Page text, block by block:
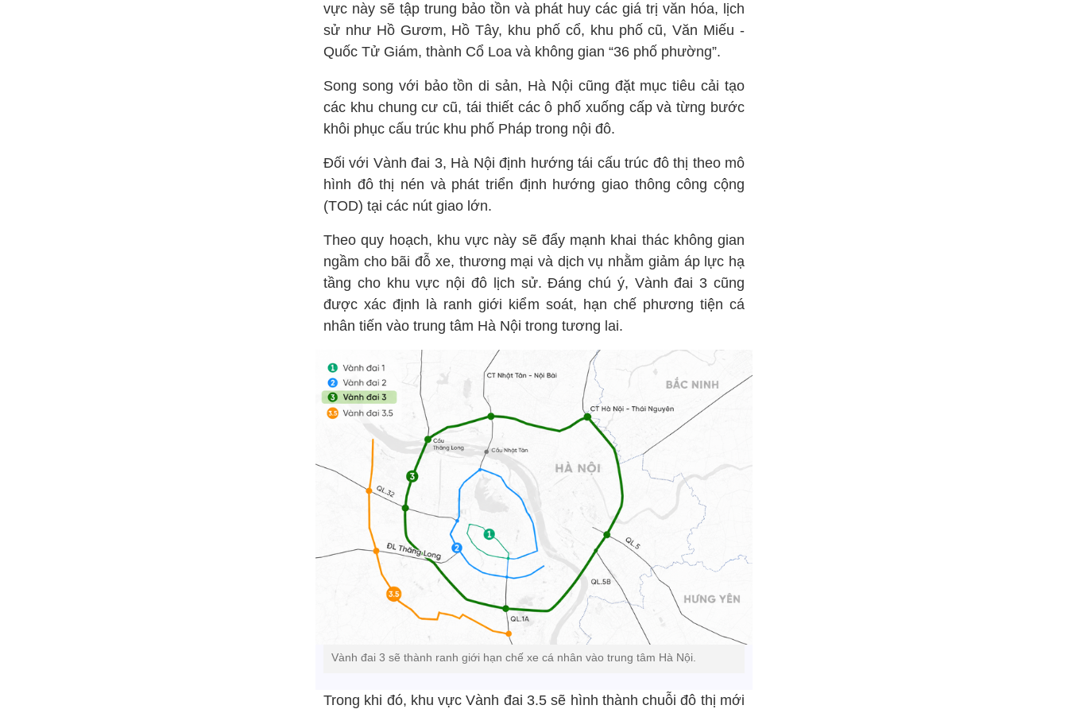
vực này sẽ tập trung bảo tồn và phát huy các giá trị văn hóa, lịch
sử như Hồ Gươm, Hồ Tây, khu phố cổ, khu phố cũ, Văn Miếu -
Quốc Tử Giám, thành Cổ Loa và không gian “36 phố phường”.
Song song với bảo tồn di sản, Hà Nội cũng đặt mục tiêu cải tạo
các khu chung cư cũ, tái thiết các ô phố xuống cấp và từng bước
khôi phục cấu trúc khu phố Pháp trong nội đô.
Đối với Vành đai 3, Hà Nội định hướng tái cấu trúc đô thị theo mô
hình đô thị nén và phát triển định hướng giao thông công cộng
(TOD) tại các nút giao lớn.
Theo quy hoạch, khu vực này sẽ đẩy mạnh khai thác không gian
ngầm cho bãi đỗ xe, thương mại và dịch vụ nhằm giảm áp lực hạ
tầng cho khu vực nội đô lịch sử. Đáng chú ý, Vành đai 3 cũng
được xác định là ranh giới kiểm soát, hạn chế phương tiện cá
nhân tiến vào trung tâm Hà Nội trong tương lai.
Vành đai 3 sẽ thành ranh giới hạn chế xe cá nhân vào trung tâm Hà Nội.
Trong khi đó, khu vực Vành đai 3.5 sẽ hình thành chuỗi đô thị mới